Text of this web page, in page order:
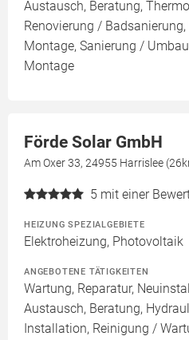
Austausch, Beratung,
Renovierung /
Montage, Sanierung /
Montage
Förde Solar GmbH
Am Oxer 33, 24955 Harrislee
5 mit einer
HEIZUNG SPEZIALGEBIETE
Elektroheizung, Photovoltaik
ANGEBOTENE TÄTIGKEITEN
Wartung, Reparatur,
Austausch, Beratung,
Installation, Reinigung /